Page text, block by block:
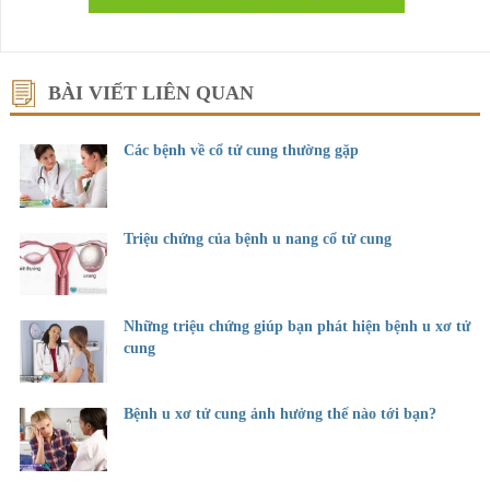
BÀI VIẾT LIÊN QUAN
Các bệnh về cổ tử cung thường gặp
Triệu chứng của bệnh u nang cổ tử cung
Những triệu chứng giúp bạn phát hiện bệnh u xơ tử
cung
Bệnh u xơ tử cung ảnh hưởng thế nào tới bạn?